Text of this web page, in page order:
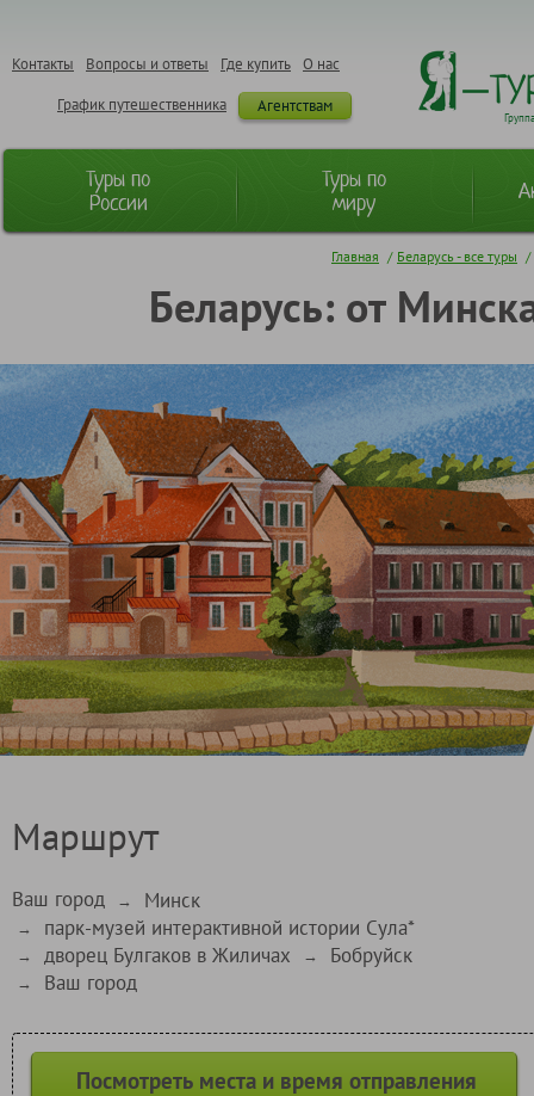
О нас
Где купить
Вопросы и ответы
Контакты
Агентствам
График путешественника
Туры по
России
Туры по
миру
Главная / Беларусь - все туры /
Беларусь: от
Маршрут
Ваш город → Минск
→ парк-музей интерактивной истории Сула*
→ дворец Булгаков в Жиличах → Бобруйск
→ Ваш город
Посмотреть места и время отправления